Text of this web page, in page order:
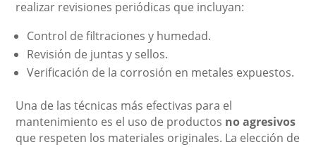
realizar revisiones periódicas que incluyan:
Control de filtraciones y humedad.
Revisión de juntas y sellos.
Verificación de la corrosión en metales expuestos.
Una de las técnicas más efectivas para el
mantenimiento es el uso de productos no agresivos
que respeten los materiales originales. La elección de